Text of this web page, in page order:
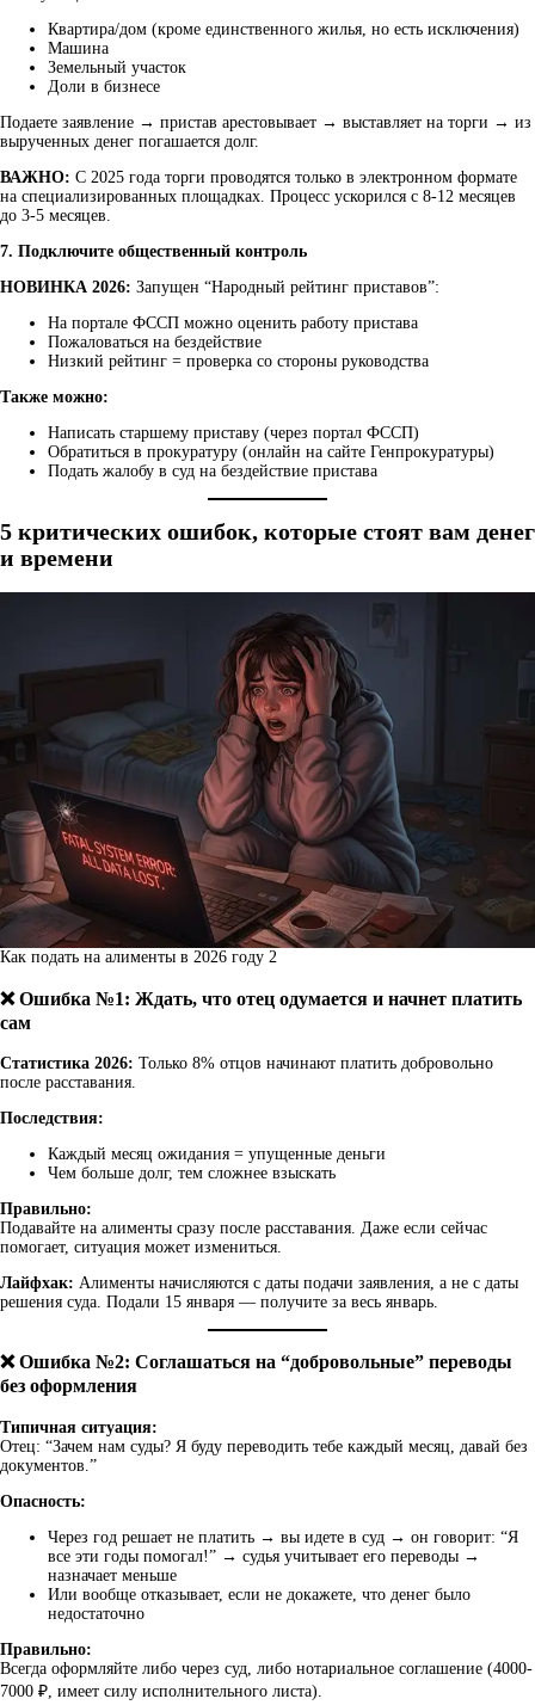
Квартира/дом (кроме единственного жилья, но есть исключения)
Машина
Земельный участок
Доли в бизнесе
Подаете заявление → пристав арестовывает → выставляет на торги → из
вырученных денег погашается долг.
ВАЖНО: С 2025 года торги проводятся только в электронном формате
на специализированных площадках. Процесс ускорился с 8-12 месяцев
до 3-5 месяцев.
7. Подключите общественный контроль
НОВИНКА 2026: Запущен “Народный рейтинг приставов”:
На портале ФССП можно оценить работу пристава
Пожаловаться на бездействие
Низкий рейтинг = проверка со стороны руководства
Также можно:
Написать старшему приставу (через портал ФССП)
Обратиться в прокуратуру (онлайн на сайте Генпрокуратуры)
Подать жалобу в суд на бездействие пристава
5 критических ошибок, которые стоят вам денег
и времени
Как подать на алименты в 2026 году 2
❌ Ошибка №1: Ждать, что отец одумается и начнет платить
сам
Статистика 2026: Только 8% отцов начинают платить добровольно
после расставания.
Последствия:
Каждый месяц ожидания = упущенные деньги
Чем больше долг, тем сложнее взыскать
Правильно:
Подавайте на алименты сразу после расставания. Даже если сейчас
помогает, ситуация может измениться.
Лайфхак: Алименты начисляются с даты подачи заявления, а не с даты
решения суда. Подали 15 января — получите за весь январь.
❌ Ошибка №2: Соглашаться на “добровольные” переводы
без оформления
Типичная ситуация:
Отец: “Зачем нам суды? Я буду переводить тебе каждый месяц, давай без
документов.”
Опасность:
Через год решает не платить → вы идете в суд → он говорит: “Я
все эти годы помогал!” → судья учитывает его переводы →
назначает меньше
Или вообще отказывает, если не докажете, что денег было
недостаточно
Правильно:
Всегда оформляйте либо через суд, либо нотариальное соглашение (4000-
7000 ₽, имеет силу исполнительного листа).